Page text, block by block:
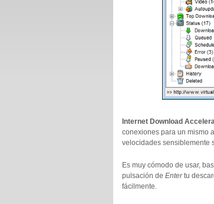
Internet Download
conexiones para un mismo
velocidades sensiblemente
Es muy cómodo de usar,
pulsación de Entertu
fácilmente.